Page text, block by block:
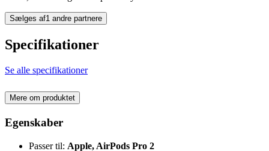
Sælges af1 andre partnere
Specifikationer
Se alle specifikationer
Mere om produktet
Egenskaber
Passer til: Apple, AirPods Pro 2